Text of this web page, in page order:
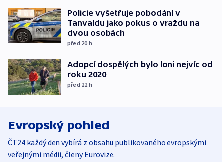
Policie vyšetřuje pobodání v
Tanvaldu jako pokus o vraždu na
dvou osobách
před 20 h
Adopcí dospělých bylo loni nejvíc od
roku 2020
před 22 h
Evropský pohled
ČT24 každý den vybírá z obsahu publikovaného evropskými
veřejnými médii, členy Eurovize.